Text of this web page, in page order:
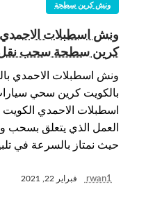
ونش كرين سطحة
كرين سطحة سحب نقل
ونش اسطبلات الاحمدي
بالكويت كرين سحي
اسطبلات الاحمدي
العمل الذي يتعلق بسحب
حيث نمتاز بالسرعة في
rwan1 فبراير 22, 2021